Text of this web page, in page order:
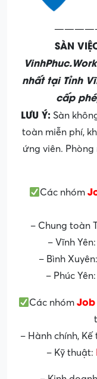
SÀN
nhất tại Tỉnh
cấp
LƯU Ý: Sàn
toàn miễn phí,
ứng viên.
Các nhóm
– Chung toàn
– Vĩnh Yên:
– Bình Xuyên:
– Phúc Yên:
Các nhóm
– Hành chính, Kế
– Kỹ thuật: